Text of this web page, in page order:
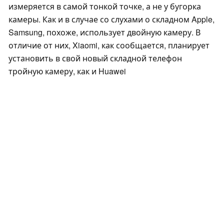
измеряется в самой тонкой точке, а не у бугорка
камеры. Как и в случае со слухами о складном Apple,
Samsung, похоже, использует двойную камеру. В
отличие от них, Xiaomi, как сообщается, планирует
установить в свой новый складной телефон
тройную камеру, как и Huawei